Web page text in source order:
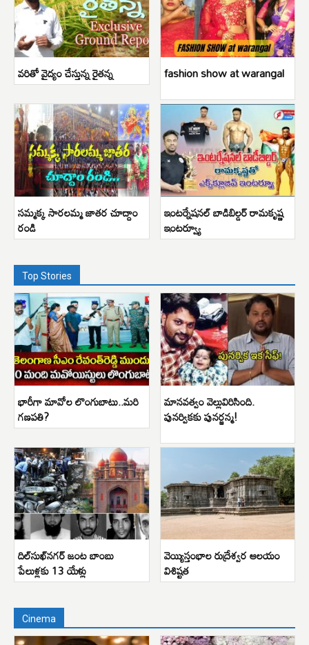
వరితో వైద్యం చేస్తున్న రైతన్న fashion show at warangal
సమ్మక్క సారలమ్మ జాతర చూద్దాం
రండి
ఇంటర్నేషనల్ బాడిబిల్డర్ రామకృష్ణ
ఇంటర్వ్యూ
Top Stories
భారీగా మావోల లొంగుబాటు..మరి
గణపతి?
మానవత్వం వెల్లువిరిసింది.
పునర్వికకు పునర్జన్మ!
దిల్‌సుఖ్‌నగర్ జంట బాంబు
పేలుళ్లకు 13 యేళ్లు
వెయ్యిస్తంభాల రుద్రేశ్వర ఆలయం
విశిష్టత
Cinema